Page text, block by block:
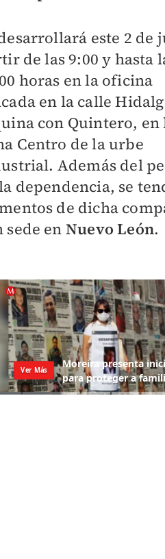
este 2 de
de las 9:00 y hasta
horas en la oficina
en la calle
con Quintero, en
Centro de la urbe
Además del
dependencia, se
de dicha
sede en Nuevo León.